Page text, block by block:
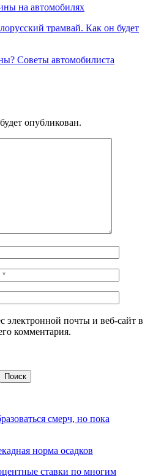
на автомобилях
трамвай. Как он будет
Советы автомобилиста
опубликован.
электронной почты и веб-сайт в
комментария.
смерч, но пока
норма осадков
ставки по многим